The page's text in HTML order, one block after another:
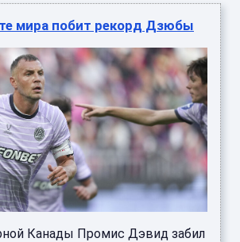
мира побит рекорд Дзюбы
Канады Промис Дэвид забил